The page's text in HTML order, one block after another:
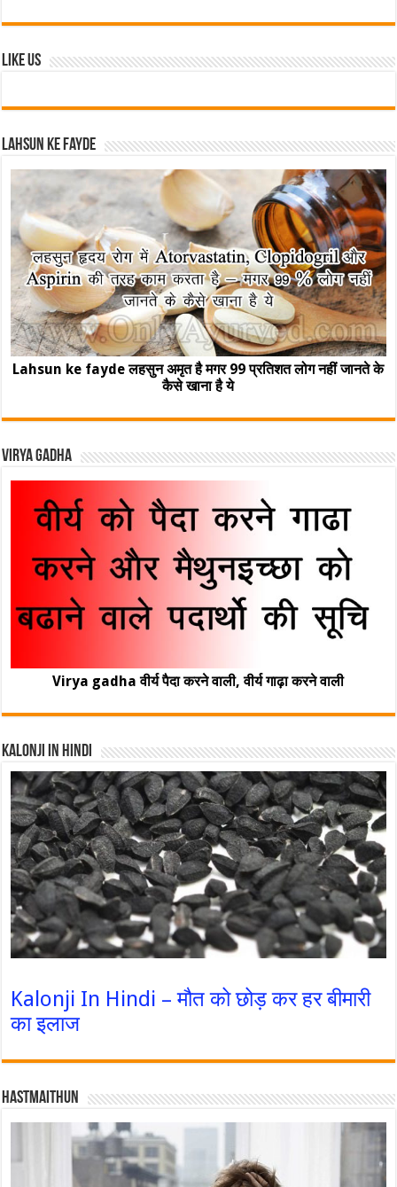
Like Us
Lahsun ke fayde
Lahsun ke fayde लहसुन अमृत है मगर 99 प्रतिशत लोग नहीं जानते के
कैसे खाना है ये
Virya Gadha
Virya gadha वीर्य पैदा करने वाली, वीर्य गाढ़ा करने वाली
Kalonji In Hindi
Kalonji In Hindi – मौत को छोड़ कर हर बीमारी
का इलाज
Hastmaithun